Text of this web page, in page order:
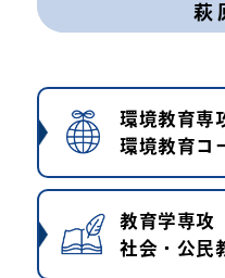
萩
環境教育専
環境教育コ
教育学専攻
社会・公民